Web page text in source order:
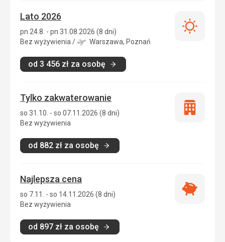
Lato 2026
pn 24.8. - pn 31.08.2026 (8 dni)
Bez wyżywienia / Warszawa, Poznań
od 3 456 zł za osobę
Lato
Tylko zakwaterowanie
so 31.10. - so 07.11.2026 (8 dni)
Bez wyżywienia
od 882 zł za osobę
Tylko
Najlepsza cena
so 7.11. - so 14.11.2026 (8 dni)
Bez wyżywienia
od 897 zł za osobę
Najlepsza